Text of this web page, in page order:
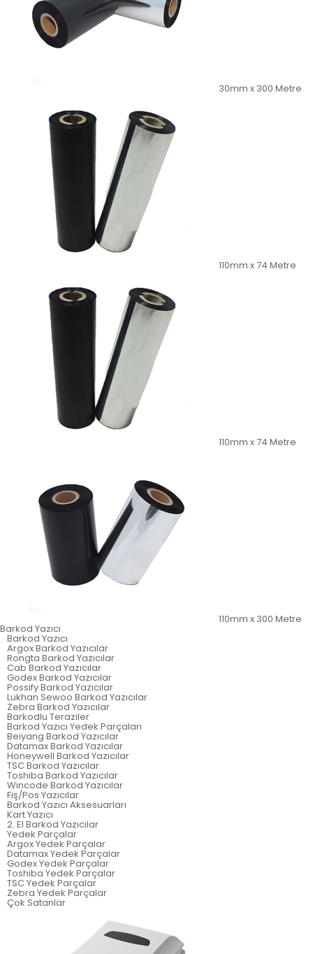
30mm x 300 Metre
110mm x 74 Metre
110mm x 74 Metre
110mm x 300 Metre
Barkod Yazıcı
Barkod Yazıcı
Argox Barkod Yazıcılar
Rongta Barkod Yazıcılar
Cab Barkod Yazıcılar
Godex Barkod Yazıcılar
Possify Barkod Yazıcılar
Lukhan Sewoo Barkod Yazıcılar
Zebra Barkod Yazıcılar
Barkodlu Teraziler
Barkod Yazıcı Yedek Parçaları
Beiyang Barkod Yazıcılar
Datamax Barkod Yazıcılar
Honeywell Barkod Yazıcılar
TSC Barkod Yazıcılar
Toshiba Barkod Yazıcılar
Wincode Barkod Yazıcılar
Fiş/Pos Yazıcılar
Barkod Yazıcı Aksesuarları
Kart Yazıcı
2. El Barkod Yazıcılar
Yedek Parçalar
Argox Yedek Parçalar
Datamax Yedek Parçalar
Godex Yedek Parçalar
Toshiba Yedek Parçalar
TSC Yedek Parçalar
Zebra Yedek Parçalar
Çok Satanlar